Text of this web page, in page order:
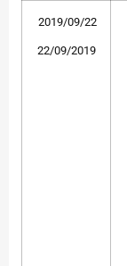
2019/09/22
22/09/2019